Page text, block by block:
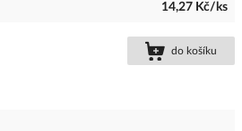
14,27 Kč/ks
do košíku